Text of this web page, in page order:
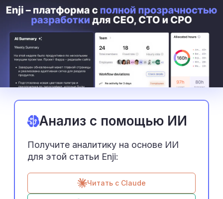
Анализ с помощью ИИ
Получите аналитику на основе ИИ
для этой статьи Enji:
Читать с Claude